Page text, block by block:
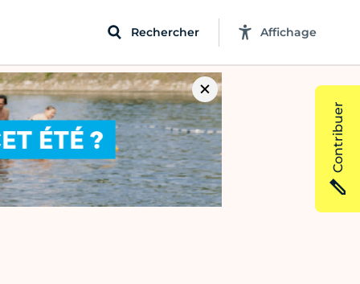
Rechercher Affichage
Contribuer